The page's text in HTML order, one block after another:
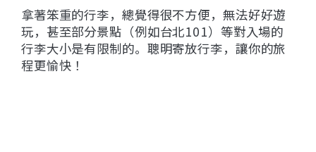
拿著笨重的行李，總覺得很不方便，無法好好遊
玩，甚至部分景點（例如台北101）等對入場的
行李大小是有限制的。聰明寄放行李，讓你的旅
程更愉快！